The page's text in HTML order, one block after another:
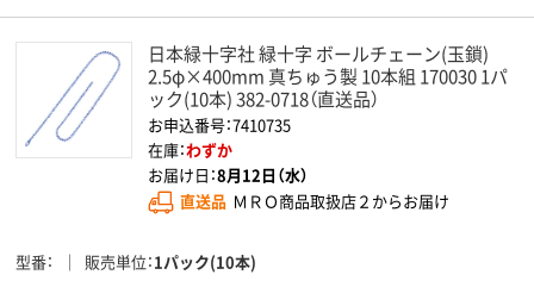
日本緑十字社 緑十字 ボールチェーン(玉鎖)
2.5φ×400mm 真ちゅう製 10本組 170030 1パ
ック(10本) 382-0718（直送品）
お申込番号：7410735
在庫：わずか
お届け日：8月12日（水）
直送品 ＭＲＯ商品取扱店２からお届け
型番 販売単位 1パック(10本)